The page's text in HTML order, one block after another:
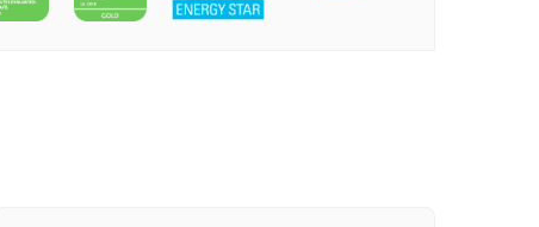
KANAŁ GRANDE, WENECJA